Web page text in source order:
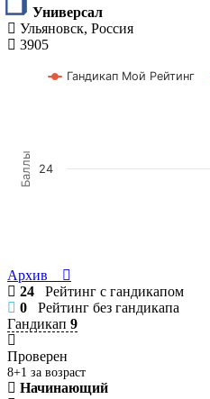
Универсал
Ульяновск, Россия
3905
Баллы
Гандикап Мой Рейтинг
24
Архив
24 Рейтинг с гандикапом
0 Рейтинг без гандикапа
Гандикап 9
Проверен
8+1 за возраст
Начинающий